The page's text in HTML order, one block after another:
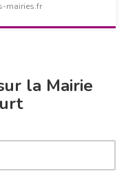
mairies.fr
la Mairie